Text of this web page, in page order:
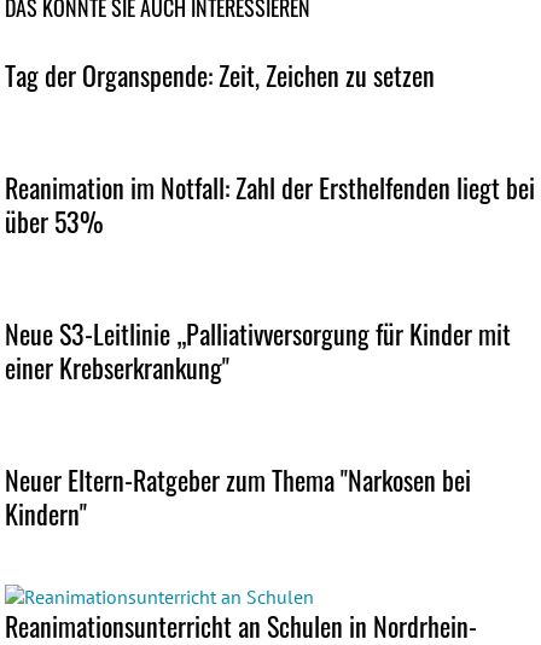
DAS KÖNNTE SIE AUCH INTERESSIEREN
Tag der Organspende: Zeit, Zeichen zu setzen
Reanimation im Notfall: Zahl der Ersthelfenden liegt bei
über 53%
Neue S3-Leitlinie „Palliativversorgung für Kinder mit
einer Krebserkrankung"
Neuer Eltern-Ratgeber zum Thema "Narkosen bei
Kindern"
Reanimationsunterricht an Schulen in Nordrhein-